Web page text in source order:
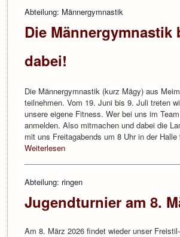
Abteilung: Männergymnastik
Die Männergymnastik
dabei!
Die Männergymnastik (kurz Mägy) aus
teilnehmen. Vom 19. Juni bis 9. Juli treten
unsere eigene Fitness. Wer bei uns im
anmelden. Also mitmachen und dabei die
mit uns Freitagabends um 8 Uhr in der Halle
Weiterlesen
Abteilung: ringen
Jugendturnier am 8.
Am 8. März 2026 findet wieder unser